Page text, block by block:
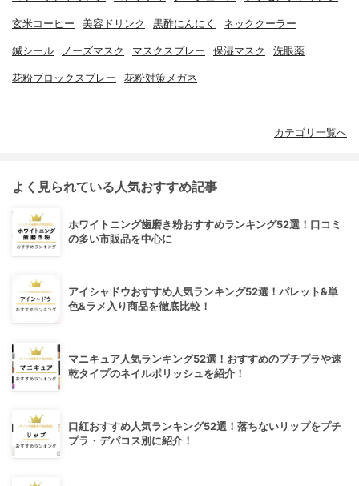
玄米コーヒー 美容ドリンク 黒酢にんにく ネッククーラー
鍼シール ノーズマスク マスクスプレー 保湿マスク 洗眼薬
花粉ブロックスプレー 花粉対策メガネ
カテゴリ一覧へ
よく見られている人気おすすめ記事
ホワイトニング歯磨き粉おすすめランキング52選！口コミ
の多い市販品を中心に
アイシャドウおすすめ人気ランキング52選！パレット&単
色&ラメ入り商品を徹底比較！
マニキュア人気ランキング52選！おすすめのプチプラや速
乾タイプのネイルポリッシュを紹介！
口紅おすすめ人気ランキング52選！落ちないリップをプチ
プラ・デパコス別に紹介！